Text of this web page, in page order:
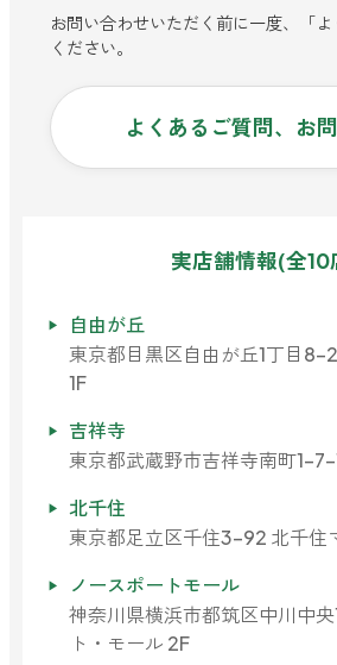
リラックスタイム
エッセンシャルミス
レモン
グレープフルーツ
お問い合わせいただく前に一度、「
ください。
よくあるご質問、お
実店舗情報(全10
自由が丘
東京都目黒区自由が丘1丁目8-
1F
吉祥寺
東京都武蔵野市吉祥寺南町1-
北千住
東京都足立区千住3-92 北千住
ノースポートモール
神奈川県横浜市都筑区中川中
ト・モール 2F